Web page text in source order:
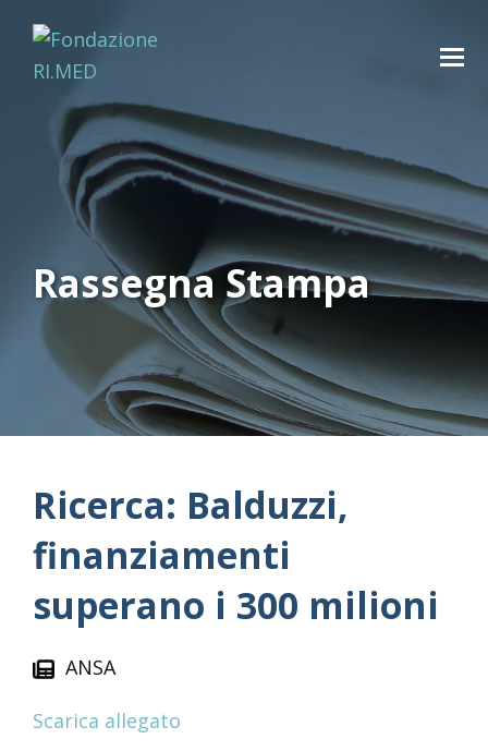
Rassegna Stampa
Ricerca: Balduzzi,
finanziamenti
superano i 300 milioni
ANSA
Scarica allegato